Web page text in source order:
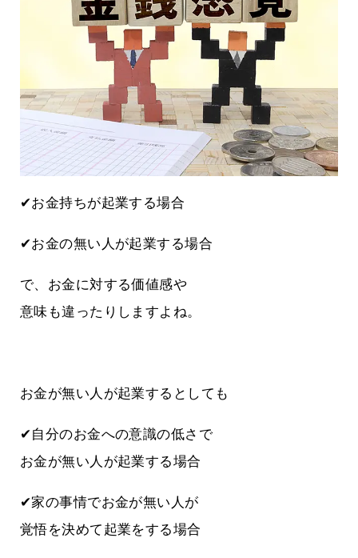
✔お金持ちが起業する場合
✔お金の無い人が起業する場合
で、お金に対する価値感や
意味も違ったりしますよね。
お金が無い人が起業するとしても
✔自分のお金への意識の低さで
お金が無い人が起業する場合
✔家の事情でお金が無い人が
覚悟を決めて起業をする場合